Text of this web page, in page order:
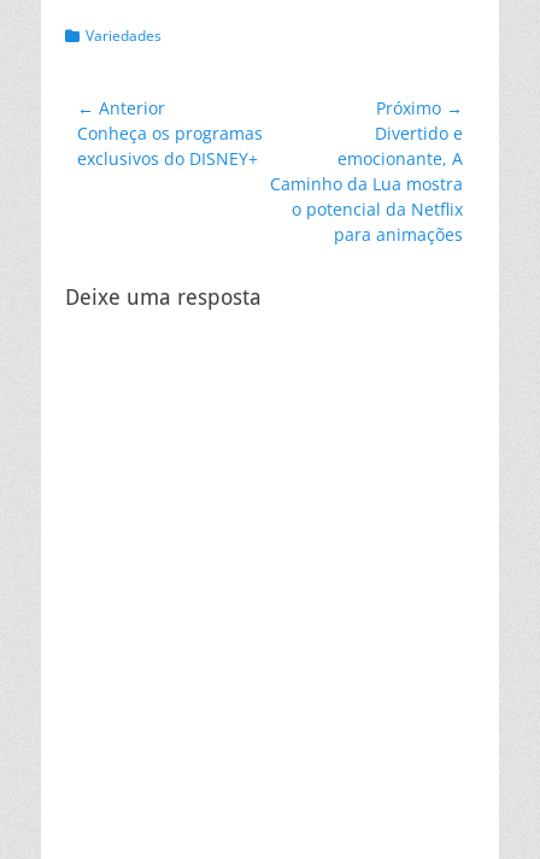
Categorias:
Variedades
Navegação
de
Post
← Anterior
Post
anterior:
Conheça os programas
exclusivos do DISNEY+
Próximo →
Divertido e
emocionante, A
Caminho da Lua mostra
o potencial da Netflix
para animações
Deixe uma resposta